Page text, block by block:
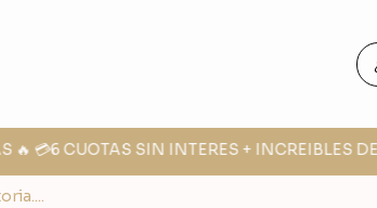
💳6 CUOTAS SIN INTERES + INCREIBLES